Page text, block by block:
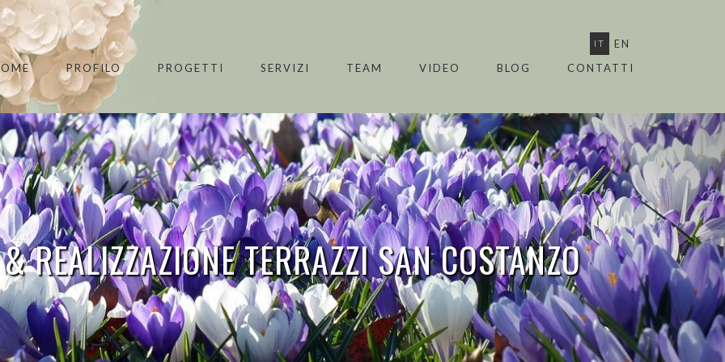
IT
EN
PROFILO PROGETTI SERVIZI TEAM VIDEO BLOG CONTATTI
REALIZZAZIONE TERRAZZISAN COSTANZO